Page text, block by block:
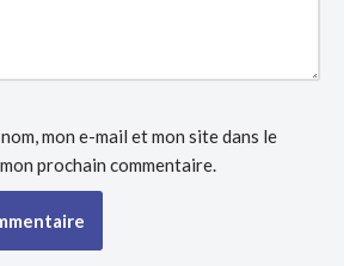
mon e-mail et mon site dans le
prochain commentaire.